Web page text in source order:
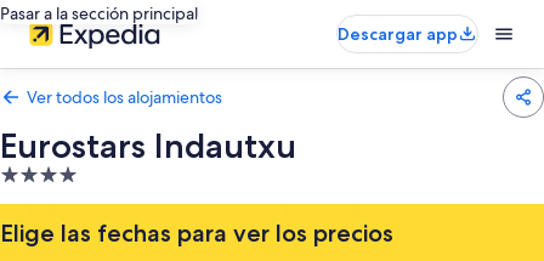
Pasar a la sección principal
Descargar app
Ver todos los alojamientos
Eurostars Indautxu
Alojamiento
de
4.0 estrellas
Elige las fechas para ver los precios